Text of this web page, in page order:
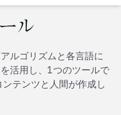
ル
ルゴリズムと各言語に
活用し、1つのツールで
テンツと人間が作成し